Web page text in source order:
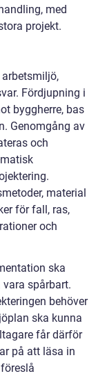
med
projekt.
Fördjupning i
byggherre, bas
Genomgång av
och
material
för fall, ras,
och
ska
spårbart.
behöver
ska kunna
får därför
på att läsa in